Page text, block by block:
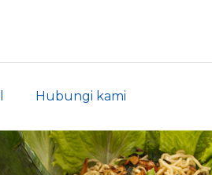
Hubungi kami